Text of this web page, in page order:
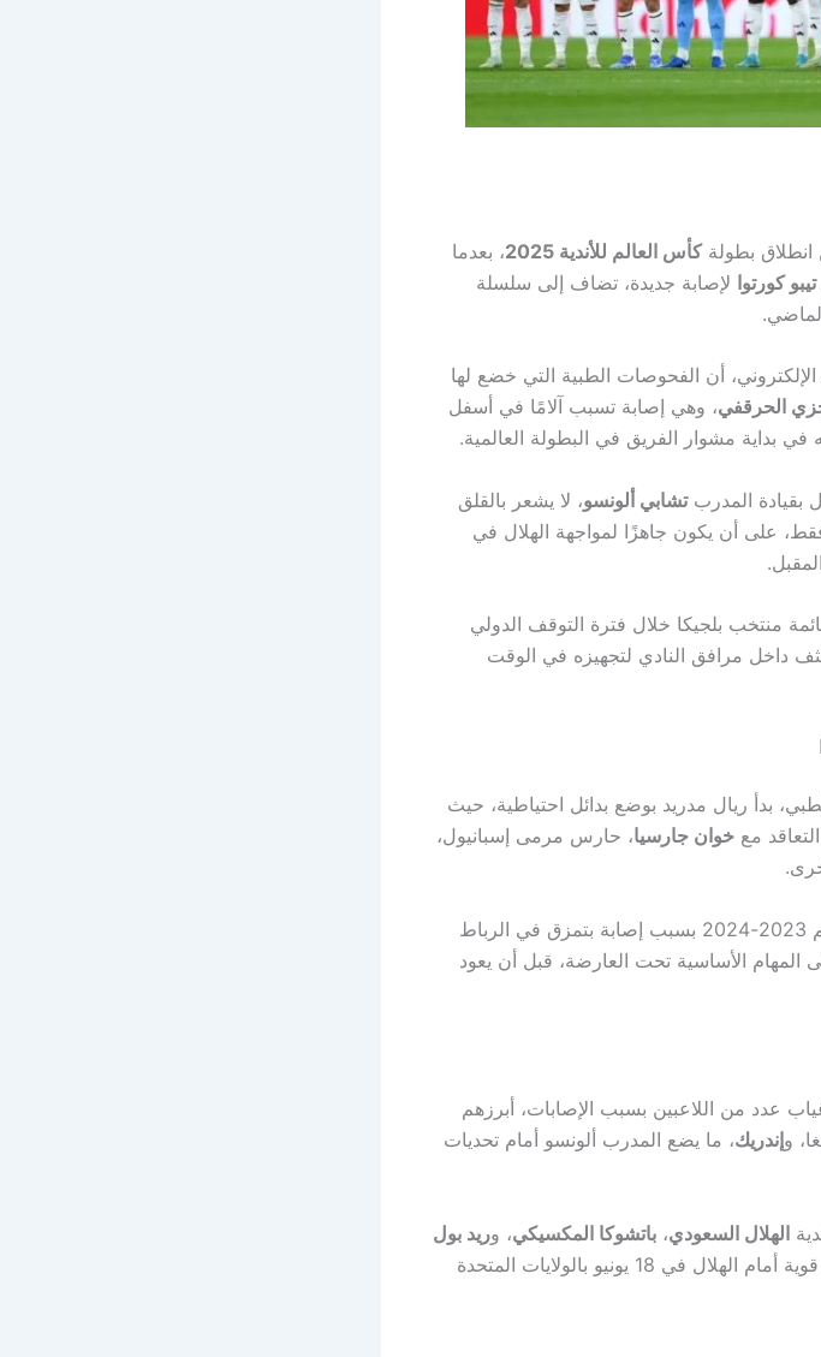
انطلاق بطولةكأس العالم للأندية 2025
، بعدما
تيبو كورتوا لإصابة جديدة، تضاف إلى سلسلة
أن الفحوصات الطبية التي خضع لها
الحرقفي، وهي إصابة تسبب آلامًا في أسفل
بداية مشوار الفريق في البطولة العالمية.
بقيادة المدربتشابي ألونسو، لا يشعر بالقلق
على أن يكون جاهزًا لمواجهة الهلال في
منتخب بلجيكا خلال فترة التوقف الدولي
داخل مرافق النادي لتجهيزه في الوقت
بدأ ريال مدريد بوضع بدائل احتياطية، حيث
مع خوان جارسيا، حارس مرمى إسبانيول،
ويُذكر أن كورتوا غاب عن معظم مباريات موسم 2023-2024 بسبب إصابة بتمزق في الرباط
المهام الأساسية تحت العارضة، قبل أن يعود
عدد من اللاعبين بسبب الإصابات، أبرزهم
إندريك، ما يضع المدرب ألونسو أمام تحديات
الهلال السعودي، باتشوكا المكسيكي، وريد بول
، ويستهل مشواره بمواجهة قوية أمام الهلال في 18 يونيو بالولايات المتحدة